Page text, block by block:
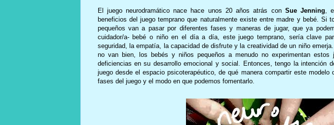
El juego neurodramático nace hace unos 20 años atrás con Sue Jenning ,
beneficios del juego temprano que naturalmente existe entre madre y bebé. Si
pequeños van a pasar por diferentes fases y maneras de jugar, que ya
cuidador/a- bebé o niño en el día a día, este juego temprano, sería clave
seguridad, la empatía, la capacidad de disfrute y la creatividad de un niño
no van bien, los bebés y niños pequeños a menudo no experimentan estos
deficiencias en su desarrollo emocional y social. Entonces, tengo la intención
juego desde el espacio psicoterapéutico, de qué manera compartir este modelo
fases del juego y el modo en que podemos fomentarlo.